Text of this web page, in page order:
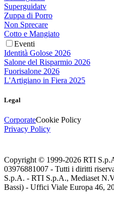
Superguidatv
Zuppa di Porro
Non Sprecare
Cotto e Mangiato
Eventi
Identità Golose 2026
Salone del Risparmio 2026
Fuorisalone 2026
L'Artigiano in Fiera 2025
Legal
CorporateCookie Policy
Privacy Policy
Copyright © 1999-2026 RTI
03976881007 - Tutti i diritti
S.p.A. - RTI S.p.A., Mediaset
Bassi) - Uffici Viale Europa 46,